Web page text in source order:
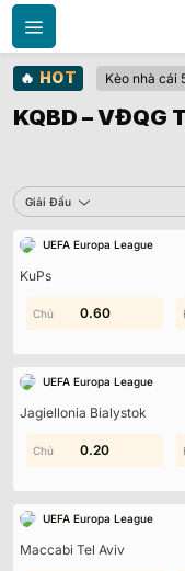
Bỏ
qua
nội
dung
🔥 HOT Kèo nhà cái
KQBD – VĐQG
Giải Đấu
UEFA Europa League
KuPs
0.80
0.60
UEFA Europa League
Jagiellonia Bialystok
0.70
0.20
UEFA Europa League
Maccabi Tel Aviv
Sbobet
Không có